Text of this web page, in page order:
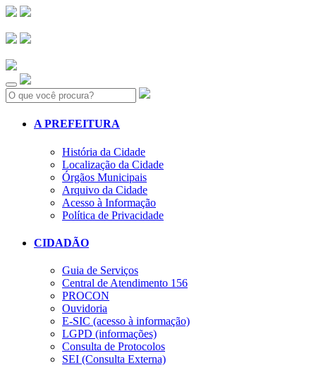
Search:
A PREFEITURA
História da Cidade
Localização da Cidade
Órgãos Municipais
Arquivo da Cidade
Acesso à Informação
Política de Privacidade
CIDADÃO
Guia de Serviços
Central de Atendimento 156
PROCON
Ouvidoria
E-SIC (acesso à informação)
LGPD (informações)
Consulta de Protocolos
SEI (Consulta Externa)